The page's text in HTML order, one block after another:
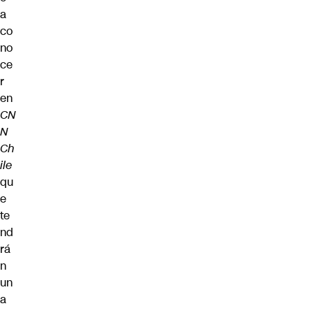
a
co
no
ce
r
en
CN
N
Ch
ile
qu
e
te
nd
rá
n
un
a